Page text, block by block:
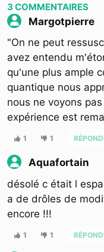
3 COMMENTAIRES
Margotpierre
"On ne peut
avez entendu
qu'une plus ample
quantique nous
nous ne voyons
expérience est
1 1
Aquafortain
désolé c était l
a de drôles de
encore !!!
1 1